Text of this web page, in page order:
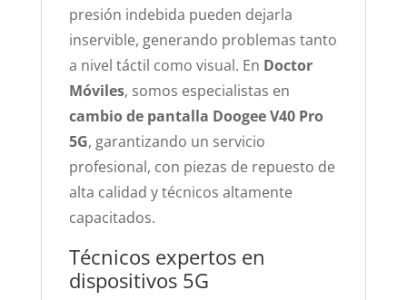
presión indebida pueden dejarla
inservible, generando problemas tanto
a nivel táctil como visual. En Doctor
Móviles, somos especialistas en
cambio de pantalla Doogee V40 Pro
5G, garantizando un servicio
profesional, con piezas de repuesto de
alta calidad y técnicos altamente
capacitados.
Técnicos expertos en
dispositivos 5G